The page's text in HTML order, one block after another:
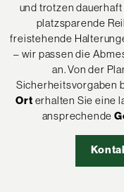
und trotzen dauerhaft
platzsparende
freistehende
– wir passen die
an. Von der
Sicherheitsvorgaben
Ort erhalten Sie eine
ansprechende